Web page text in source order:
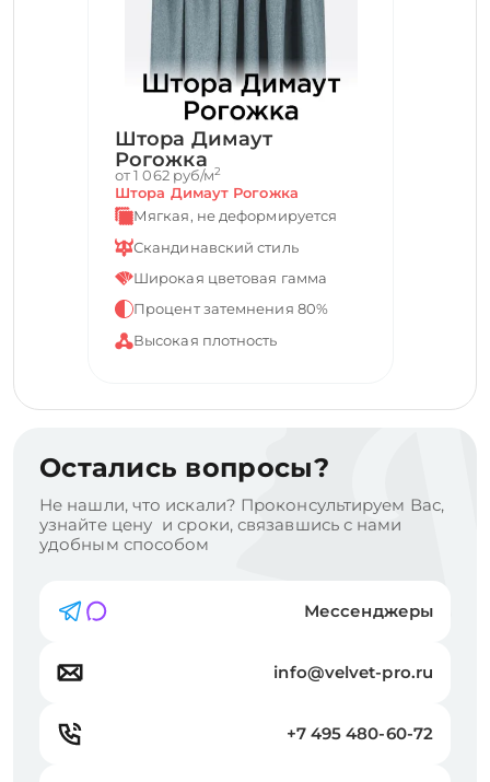
Штора Димаут
Рогожка
от 1 062 руб/м2
Штора Димаут Рогожка
Мягкая, не деформируется
Скандинавский стиль
Широкая цветовая гамма
Процент затемнения 80%
Высокая плотность
Остались вопросы?
Не нашли, что искали? Проконсультируем Вас,
узнайте цену и сроки, связавшись с нами
удобным способом
Мессенджеры
info@velvet-pro.ru
+7 495 480-60-72